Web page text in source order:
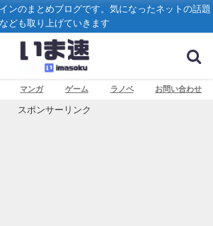
ンのまとめブログです。気になったネットの話題
なども取り上げていきます
マンガ ゲーム ラノベ お問い合わせ
スポンサーリンク